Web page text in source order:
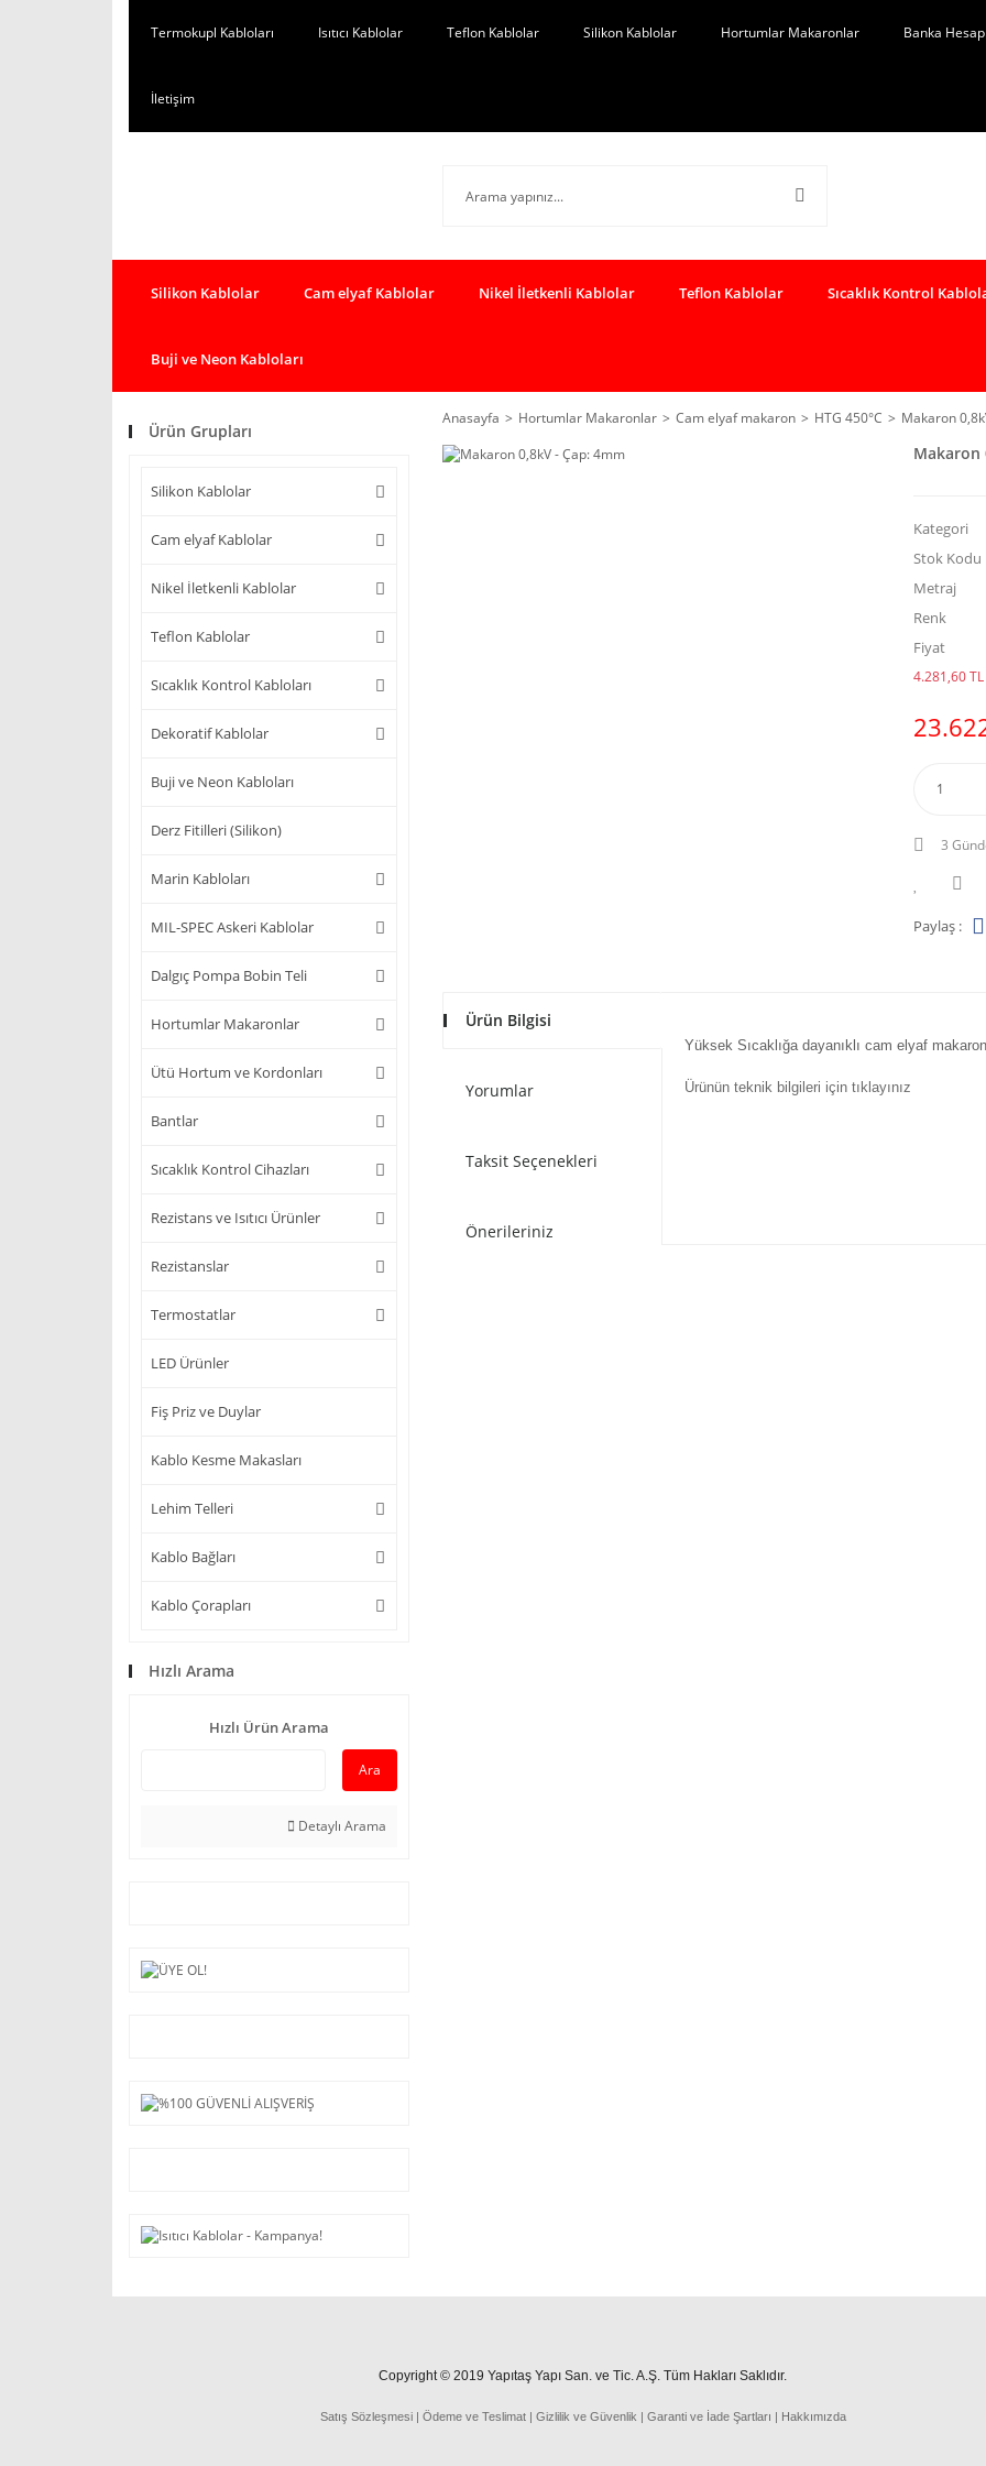
Termokupl Kabloları Isıtıcı Kablolar Teflon Kablolar Silikon Kablolar Hortumlar Makaronlar Banka
İletişim
Silikon Kablolar Cam elyaf Kablolar Nikel İletkenli Kablolar Teflon Kablolar Sıcaklık Kontrol
Buji ve Neon Kabloları
Ürün Grupları
Silikon Kablolar
Cam elyaf Kablolar
Nikel İletkenli Kablolar
Teflon Kablolar
Sıcaklık Kontrol Kabloları
Dekoratif Kablolar
Buji ve Neon Kabloları
Derz Fitilleri (Silikon)
Marin Kabloları
MIL-SPEC Askeri Kablolar
Dalgıç Pompa Bobin Teli
Hortumlar Makaronlar
Ütü Hortum ve Kordonları
Bantlar
Sıcaklık Kontrol Cihazları
Rezistans ve Isıtıcı Ürünler
Rezistanslar
Termostatlar
LED Ürünler
Fiş Priz ve Duylar
Kablo Kesme Makasları
Lehim Telleri
Kablo Bağları
Kablo Çorapları
Hızlı Arama
Hızlı Ürün Arama
Ara
Detaylı Arama
Anasayfa Hortumlar Makaronlar Cam elyaf makaron HTG 450°C Makaron
Makaron
Kategori
Stok Kodu
Metraj
Renk
Fiyat
4.281,60
3
Paylaş :
Ürün Bilgisi
Yorumlar
Taksit Seçenekleri
Önerileriniz
Yüksek Sıcaklığa dayanıklı cam elyaf
Ürünün teknik bilgileri için tıklayınız
Copyright © 2019 Yapıtaş Yapı San. ve Tic. A.Ş. Tüm Hakları Saklıdır.
Satış Sözleşmesi| Ödeme ve Teslimat| Gizlilik ve Güvenlik Garanti ve İade Şartları Hakkımızda